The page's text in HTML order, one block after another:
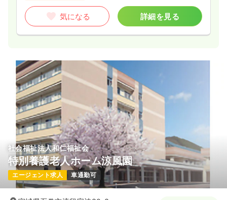
気になる 詳細を見る
社会福祉法人和仁福祉会
特別養護老人ホーム涼風園
エージェント求人 車通勤可